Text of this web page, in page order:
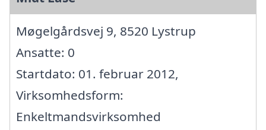
Møgelgårdsvej 9, 8520 Lystrup
Ansatte: 0
Startdato: 01. februar 2012,
Virksomhedsform:
Enkeltmandsvirksomhed